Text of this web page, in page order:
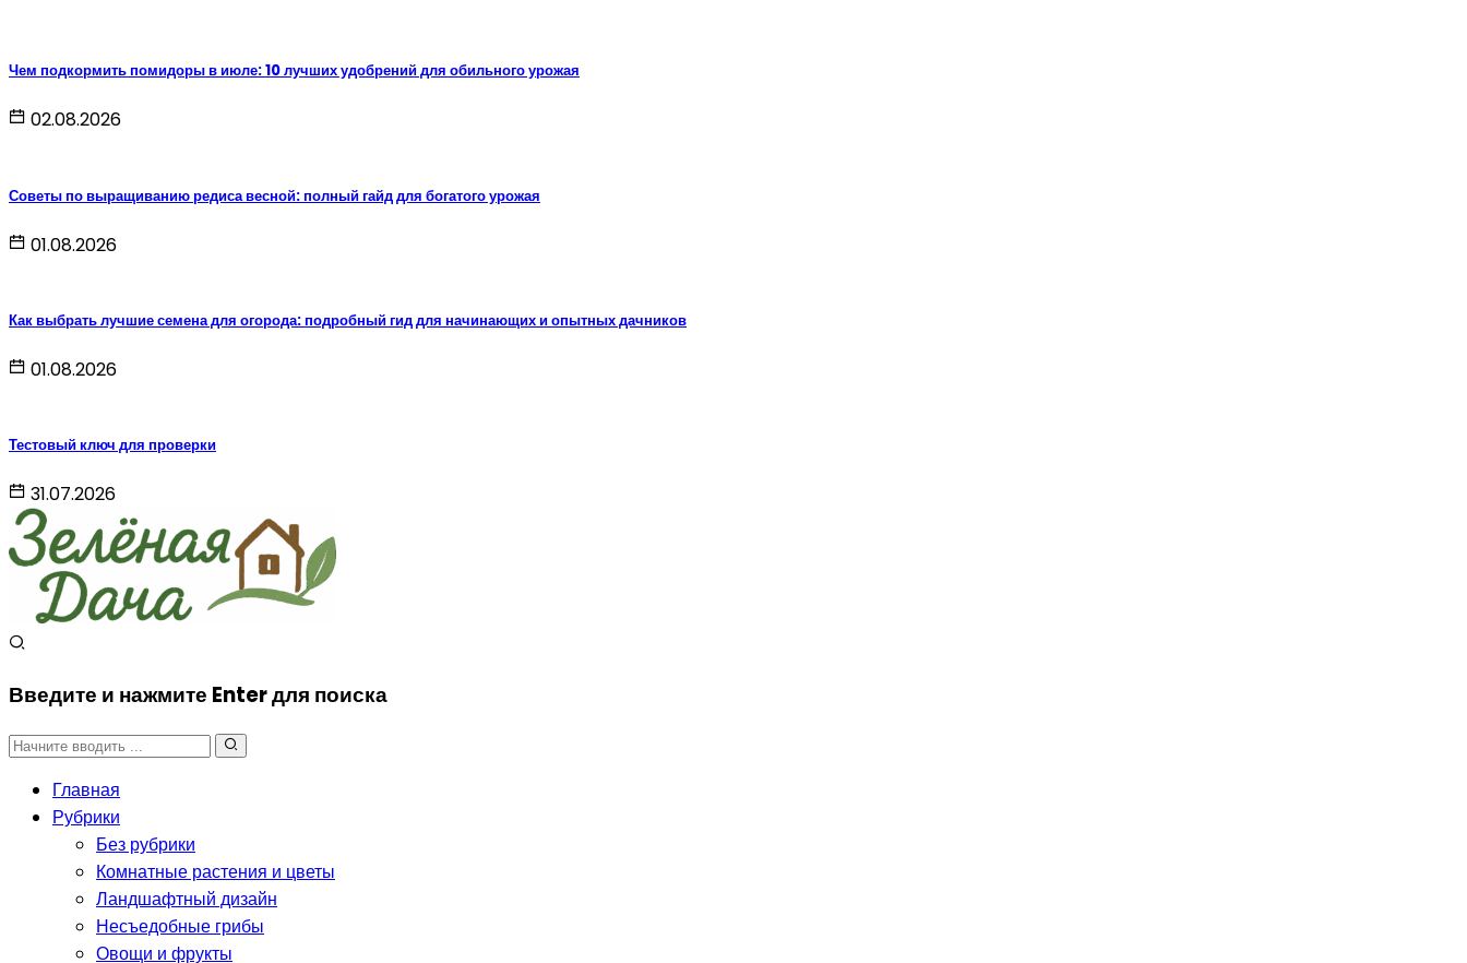
Чем подкормить помидоры в июле: 10 лучших удобрений для обильного урожая
02.08.2026
Советы по выращиванию редиса весной: полный гайд для богатого урожая
01.08.2026
Как выбрать лучшие семена для огорода: подробный гид для начинающих и опытных дачников
01.08.2026
Тестовый ключ для проверки
31.07.2026
Введите и нажмите Enter для поиска
Главная
Рубрики
Без рубрики
Комнатные растения и цветы
Ландшафтный дизайн
Несъедобные грибы
Овощи и фрукты